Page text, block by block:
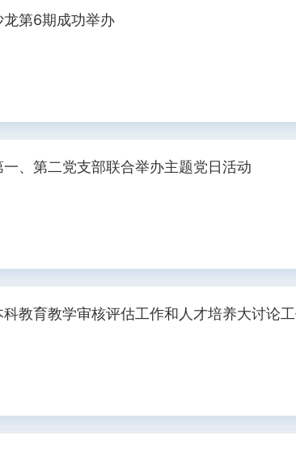
第6期成功举办
、第二党支部联合举办主题党日活动
教育教学审核评估工作和人才培养大讨论